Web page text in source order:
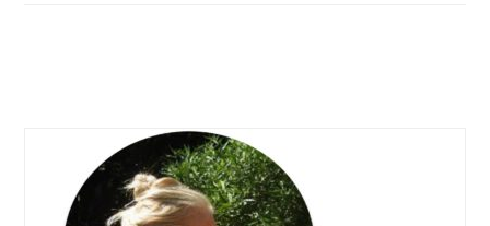
navigation